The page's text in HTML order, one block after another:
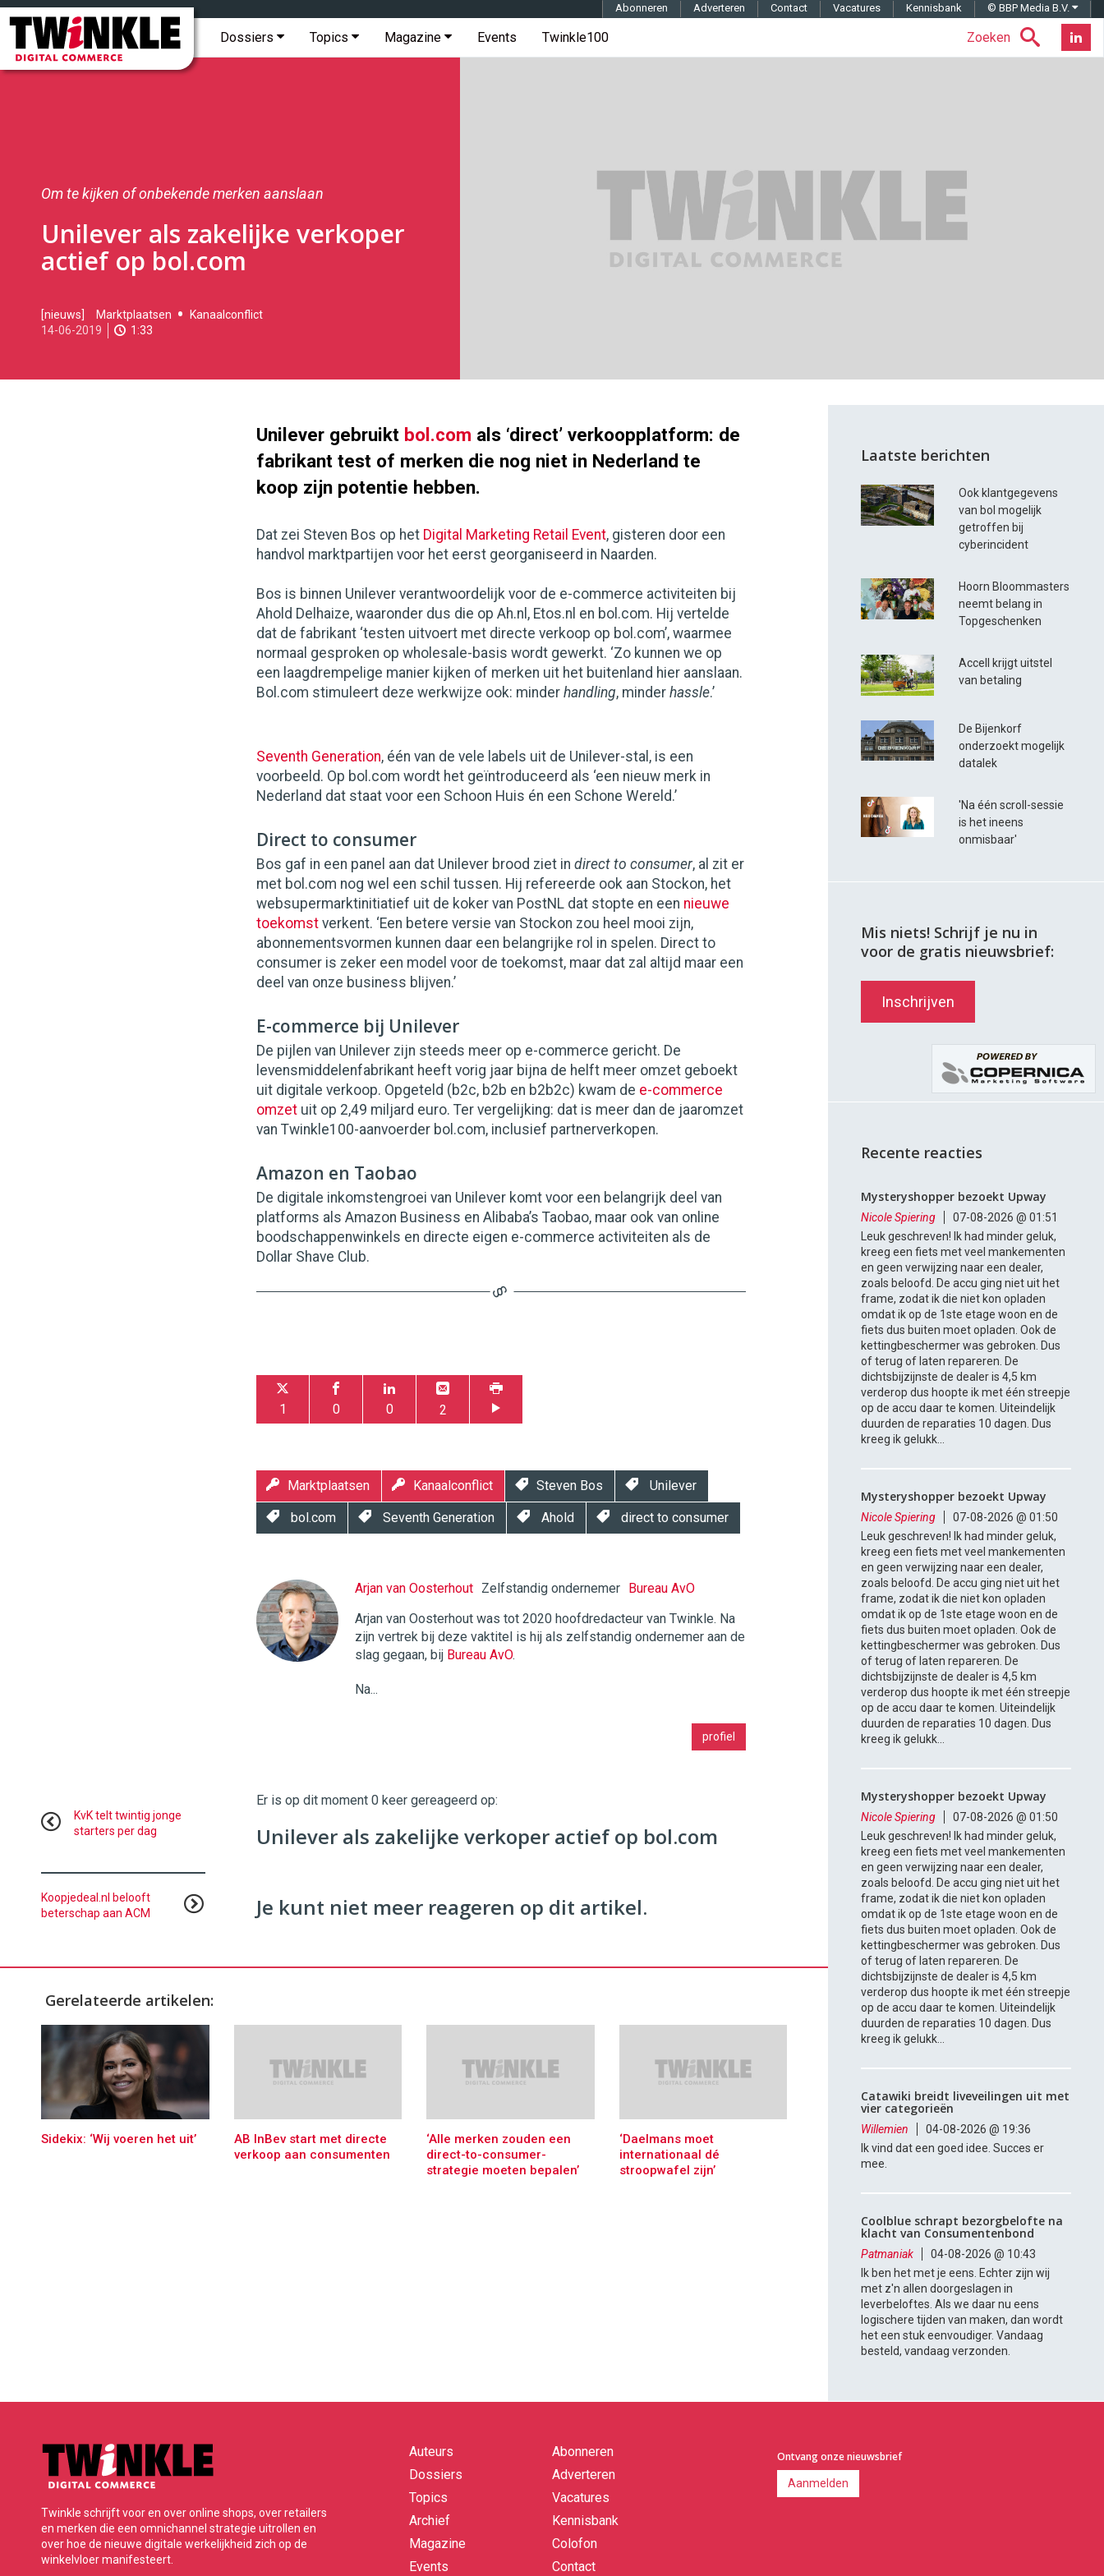
Twinkle
Digital
Commerce
Hoofdmenu Zoeken
Dossiers Topics Magazine Events Twinkle100
Topmenu Abonneren Adverteren Contact Vacatures Kennisbank © BBP Media B.V.
Om te kijken of onbekende merken aanslaan
Unilever als zakelijke verkoper
actief op bol.com
2019-
06-
07-
[nieuws] Marktplaatsen
Kanaalconflict
14-06-2019
1:33
Unilever gebruikt bol.com als ‘direct’ verkoopplatform: de
fabrikant test of merken die nog niet in Nederland te
koop zijn potentie hebben.
Dat zei Steven Bos op het Digital Marketing Retail Event, gisteren door een
handvol marktpartijen voor het eerst georganiseerd in Naarden.
Bos is binnen Unilever verantwoordelijk voor de e-commerce activiteiten bij
Ahold Delhaize, waaronder dus die op Ah.nl, Etos.nl en bol.com. Hij vertelde
dat de fabrikant ‘testen uitvoert met directe verkoop op bol.com’, waarmee
normaal gesproken op wholesale-basis wordt gewerkt. ‘Zo kunnen we op
een laagdrempelige manier kijken of merken uit het buitenland hier aanslaan.
Bol.com stimuleert deze werkwijze ook: minder handling, minder hassle.’
Seventh Generation, één van de vele labels uit de Unilever-stal, is een
voorbeeld. Op bol.com wordt het geïntroduceerd als ‘een nieuw merk in
Nederland dat staat voor een Schoon Huis én een Schone Wereld.’
Direct to consumer
Bos gaf in een panel aan dat Unilever brood ziet in direct to consumer, al zit er
met bol.com nog wel een schil tussen. Hij refereerde ook aan Stockon, het
websupermarktinitiatief uit de koker van PostNL dat stopte en een nieuwe
toekomst verkent. ‘Een betere versie van Stockon zou heel mooi zijn,
abonnementsvormen kunnen daar een belangrijke rol in spelen. Direct to
consumer is zeker een model voor de toekomst, maar dat zal altijd maar een
deel van onze business blijven.’
E-commerce bij Unilever
De pijlen van Unilever zijn steeds meer op e-commerce gericht. De
levensmiddelenfabrikant heeft vorig jaar bijna de helft meer omzet geboekt
uit digitale verkoop. Opgeteld (b2c, b2b en b2b2c) kwam de e-commerce
omzet uit op 2,49 miljard euro. Ter vergelijking: dat is meer dan de jaaromzet
van Twinkle100-aanvoerder bol.com, inclusief partnerverkopen.
Amazon en Taobao
De digitale inkomstengroei van Unilever komt voor een belangrijk deel van
platforms als Amazon Business en Alibaba’s Taobao, maar ook van online
boodschappenwinkels en directe eigen e-commerce activiteiten als de
Dollar Shave Club.
1 0 0 2
Marktplaatsen Kanaalconflict Steven Bos Unilever
bol.com Seventh Generation Ahold direct to consumer
Arjan van Oosterhout Zelfstandig ondernemer Bureau AvO
Arjan van Oosterhout was tot 2020 hoofdredacteur van Twinkle. Na
zijn vertrek bij deze vaktitel is hij als zelfstandig ondernemer aan de
slag gegaan, bij Bureau AvO.
Na...
profiel
Twinkle
|
Digital
Commercehttps://twinklemagazine.nl
Er is op dit moment 0 keer gereageerd op:
Unilever als zakelijke verkoper actief op bol.com
Je kunt niet meer reageren op dit artikel.
KvK telt twintig jonge
starters per dag
Koopjedeal.nl belooft
beterschap aan ACM
Gerelateerde artikelen:
Sidekix: ‘Wij voeren het uit’
AB InBev start met directe
verkoop aan consumenten
‘Alle merken zouden een
direct-to-consumer-
strategie moeten bepalen’
‘Daelmans moet
internationaal dé
stroopwafel zijn’
Laatste berichten
Ook klantgegevens
van bol mogelijk
getroffen bij
cyberincident
Hoorn Bloommasters
neemt belang in
Topgeschenken
Accell krijgt uitstel
van betaling
De Bijenkorf
onderzoekt mogelijk
datalek
'Na één scroll-sessie
is het ineens
onmisbaar'
Mis niets! Schrijf je nu in
voor de gratis nieuwsbrief:
Inschrijven
Recente reacties
Mysteryshopper bezoekt Upway
Nicole Spiering
07-08-2026 @ 01:51
Leuk geschreven! Ik had minder geluk,
kreeg een fiets met veel mankementen
en geen verwijzing naar een dealer,
zoals beloofd. De accu ging niet uit het
frame, zodat ik die niet kon opladen
omdat ik op de 1ste etage woon en de
fiets dus buiten moet opladen. Ook de
kettingbeschermer was gebroken. Dus
of terug of laten repareren. De
dichtsbijzijnste de dealer is 4,5 km
verderop dus hoopte ik met één streepje
op de accu daar te komen. Uiteindelijk
duurden de reparaties 10 dagen. Dus
kreeg ik gelukk...
Mysteryshopper bezoekt Upway
Nicole Spiering
07-08-2026 @ 01:50
Leuk geschreven! Ik had minder geluk,
kreeg een fiets met veel mankementen
en geen verwijzing naar een dealer,
zoals beloofd. De accu ging niet uit het
frame, zodat ik die niet kon opladen
omdat ik op de 1ste etage woon en de
fiets dus buiten moet opladen. Ook de
kettingbeschermer was gebroken. Dus
of terug of laten repareren. De
dichtsbijzijnste de dealer is 4,5 km
verderop dus hoopte ik met één streepje
op de accu daar te komen. Uiteindelijk
duurden de reparaties 10 dagen. Dus
kreeg ik gelukk...
Mysteryshopper bezoekt Upway
Nicole Spiering
07-08-2026 @ 01:50
Leuk geschreven! Ik had minder geluk,
kreeg een fiets met veel mankementen
en geen verwijzing naar een dealer,
zoals beloofd. De accu ging niet uit het
frame, zodat ik die niet kon opladen
omdat ik op de 1ste etage woon en de
fiets dus buiten moet opladen. Ook de
kettingbeschermer was gebroken. Dus
of terug of laten repareren. De
dichtsbijzijnste de dealer is 4,5 km
verderop dus hoopte ik met één streepje
op de accu daar te komen. Uiteindelijk
duurden de reparaties 10 dagen. Dus
kreeg ik gelukk...
Catawiki breidt liveveilingen uit met
vier categorieën
Willemien
04-08-2026 @ 19:36
Ik vind dat een goed idee. Succes er
mee.
Coolblue schrapt bezorgbelofte na
klacht van Consumentenbond
Patmaniak
04-08-2026 @ 10:43
Ik ben het met je eens. Echter zijn wij
met z'n allen doorgeslagen in
leverbeloftes. Als we daar nu eens
logischere tijden van maken, dan wordt
het een stuk eenvoudiger. Vandaag
besteld, vandaag verzonden.
Twinkle schrijft voor en over online shops, over retailers
en merken die een omnichannel strategie uitrollen en
over hoe de nieuwe digitale werkelijkheid zich op de
winkelvloer manifesteert.
Quick
links
Auteurs
Dossiers
Topics
Archief
Magazine
Events
Abonneren
Adverteren
Vacatures
Kennisbank
Colofon
Contact
Ontvang onze nieuwsbrief
Aanmelden